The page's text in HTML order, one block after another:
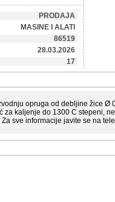
PRODAJA
MASINE I ALATI
86519
28.03.2026
17
opruga od debljine žice Ø
za kaljenje do 1300 C stepeni,
sve informacije javite se na